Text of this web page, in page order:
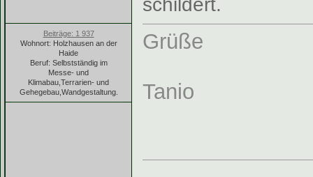
Beiträge: 1 937
Wohnort: Holzhausen an der
Haide
Beruf: Selbstständig im
Messe- und
Klimabau,Terrarien- und
Gehegebau,Wandgestaltung.
schildert.
Grüße
Tanio